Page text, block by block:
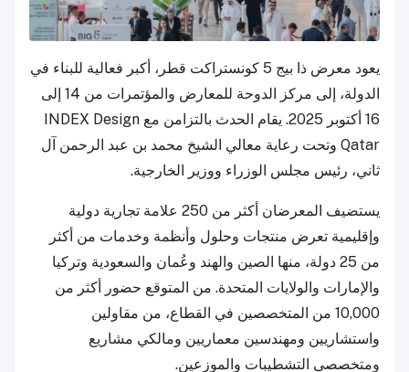
يعود معرض ذا بيج 5 كونستراكت قطر، أكبر فعالية للبناء في
الدولة، إلى مركز الدوحة للمعارض والمؤتمرات من 14 إلى
16 أكتوبر 2025. يقام الحدث بالتزامن مع INDEX Design
Qatar وتحت رعاية معالي الشيخ محمد بن عبد الرحمن آل
ثاني، رئيس مجلس الوزراء ووزير الخارجية.
يستضيف المعرضان أكثر من 250 علامة تجارية دولية
وإقليمية تعرض منتجات وحلول وأنظمة وخدمات من أكثر
من 25 دولة، منها الصين والهند وعُمان والسعودية وتركيا
والإمارات والولايات المتحدة. من المتوقع حضور أكثر من
10,000 من المتخصصين في القطاع، من مقاولين
واستشاريين ومهندسين معماريين ومالكي مشاريع
ومتخصصي التشطيبات والموزعين.